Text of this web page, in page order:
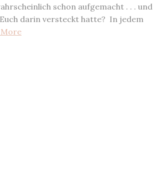
schon aufgemacht . . . und
darin versteckt hatte? In jedem
More